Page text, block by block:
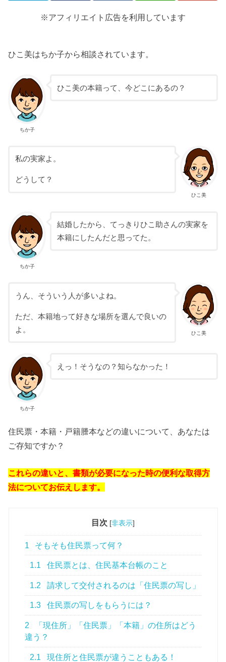
※アフィリエイト広告を利用しています
ひこ美はちか子から相談されています。
ちか子
ひこ美の本籍って、今どこにあるの？
ひこ美
私の実家よ。
どうして？
ちか子
結婚したから、てっきりひこ助さんの実家を
本籍にしたんだと思ってた。
ひこ美
うん、そういう人が多いよね。
ただ、本籍地って好きな場所を選んで良いの
よ。
ちか子
えっ！そうなの？知らなかった！
住民票・本籍・戸籍謄本などの違いについて、あなたは
ご存知ですか？
これらの違いと、書類が必要になった時の便利な取得方
法についてお伝えします。
目次 [非表示]
1 そもそも住民票って何？
1.1 住民票とは、住民基本台帳のこと
1.2 請求して交付されるのは「住民票の写し」
1.3 住民票の写しをもらうには？
2
「現住所」「住民票」「本籍」の住所はどう
違う？
2.1 現住所と住民票が違うこともある！